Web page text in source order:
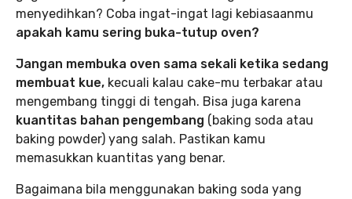
menyedihkan? Coba ingat-ingat lagi kebiasaanmu
apakah kamu sering buka-tutup oven?
Jangan membuka oven sama sekali ketika sedang
membuat kue, kecuali kalau cake-mu terbakar atau
mengembang tinggi di tengah. Bisa juga karena
kuantitas bahan pengembang (baking soda atau
baking powder) yang salah. Pastikan kamu
memasukkan kuantitas yang benar.
Bagaimana bila menggunakan baking soda yang